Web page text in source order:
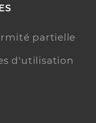
partielle
d'utilisation